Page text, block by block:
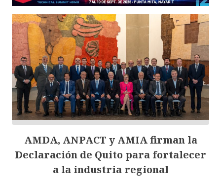
AMDA, ANPACT y AMIA firman la
Declaración de Quito para fortalecer
a la industria regional